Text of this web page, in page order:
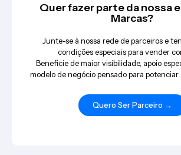
Quer fazer parte da nossa
Marcas?
Junte-se à nossa rede de parceiros e
condições especiais para vender
Beneficie de maior visibilidade, apoio
modelo de negócio pensado para potenciar
Quero Ser Parceiro →